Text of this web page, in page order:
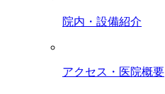
院内・設備紹介
アクセス・医院概要